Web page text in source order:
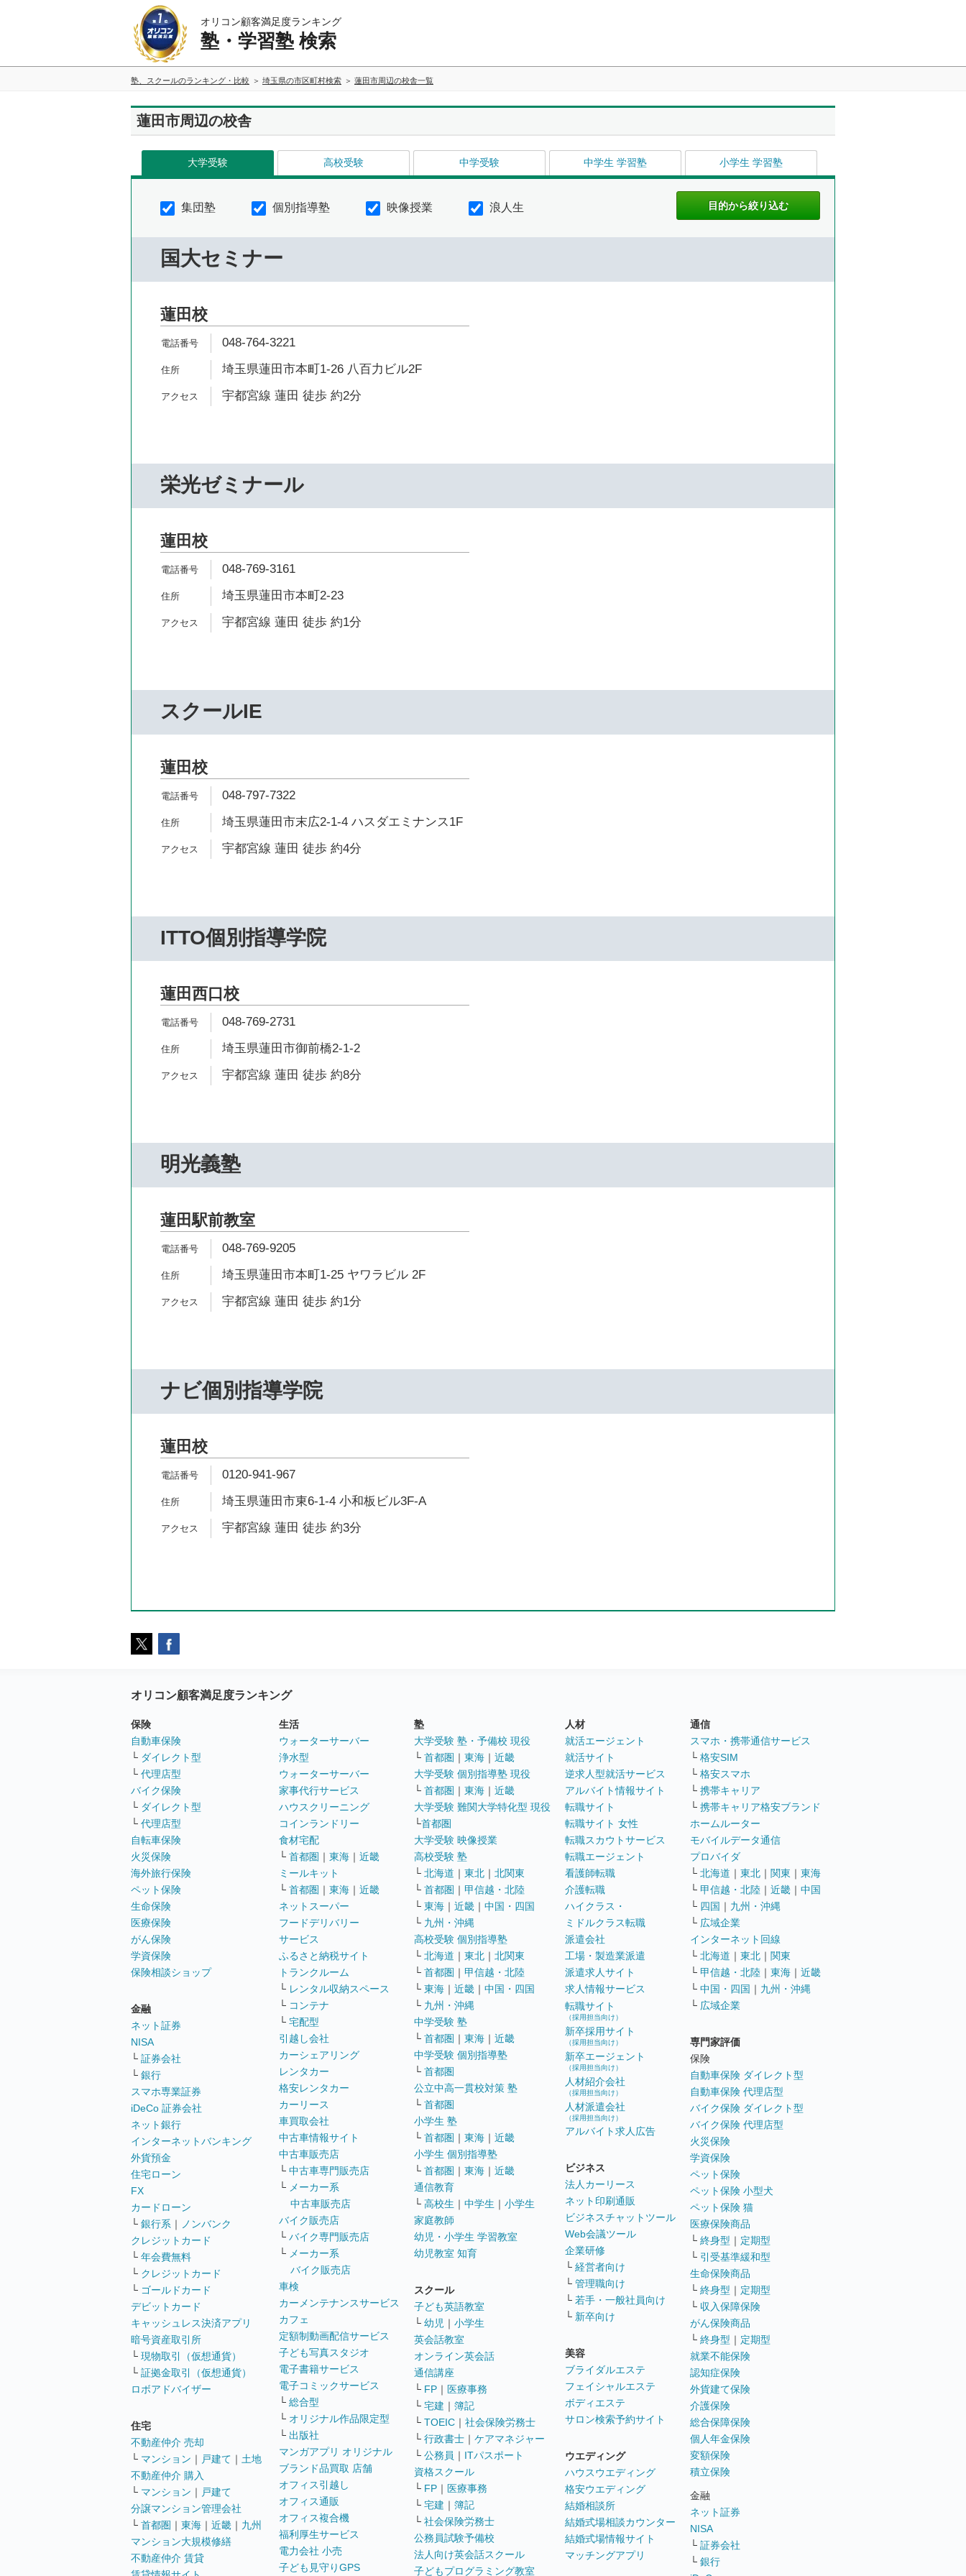
オリコン顧客満足度ランキング
塾・学習塾 検索
塾、スクールのランキング・比較 埼玉県の市区町村検索 蓮田市周辺の校舎一覧
蓮田市周辺の校舎
大学受験 高校受験 中学受験 中学生 学習塾 小学生 学習塾
集団塾 個別指導塾 映像授業 浪人生
国大セミナー
蓮田校
048-764-3221
埼玉県蓮田市本町1-26 八百力ビル2F
宇都宮線 蓮田 徒歩 約2分
栄光ゼミナール
蓮田校
048-769-3161
埼玉県蓮田市本町2-23
宇都宮線 蓮田 徒歩 約1分
スクールIE
蓮田校
048-797-7322
埼玉県蓮田市末広2-1-4 ハスダエミナンス1F
宇都宮線 蓮田 徒歩 約4分
ITTO個別指導学院
蓮田西口校
048-769-2731
埼玉県蓮田市御前橋2-1-2
宇都宮線 蓮田 徒歩 約8分
明光義塾
蓮田駅前教室
048-769-9205
埼玉県蓮田市本町1-25 ヤワラビル 2F
宇都宮線 蓮田 徒歩 約1分
ナビ個別指導学院
蓮田校
0120-941-967
埼玉県蓮田市東6-1-4 小和板ビル3F-A
宇都宮線 蓮田 徒歩 約3分
オリコン顧客満足度ランキング
保険
自動車保険
└ ダイレクト型
└ 代理店型
バイク保険
└ ダイレクト型
└ 代理店型
自転車保険
火災保険
海外旅行保険
ペット保険
生命保険
医療保険
がん保険
学資保険
保険相談ショップ
金融
ネット証券
NISA
└ 証券会社
└ 銀行
スマホ専業証券
iDeCo 証券会社
ネット銀行
インターネットバンキング
外貨預金
住宅ローン
FX
カードローン
└ 銀行系 ｜
ノンバンク
クレジットカード
└ 年会費無料
└ クレジットカード
└ ゴールドカード
デビットカード
キャッシュレス決済アプリ
暗号資産取引所
└ 現物取引（仮想通貨）
└ 証拠金取引（仮想通貨）
ロボアドバイザー
住宅
不動産仲介 売却
└ マンション ｜ 戸建て ｜ 土地
不動産仲介 購入
└ マンション ｜ 戸建て
分譲マンション管理会社
└ 首都圏 ｜ 東海 ｜ 近畿 ｜ 九州
マンション大規模修繕
不動産仲介 賃貸
生活
ウォーターサーバー
浄水型
ウォーターサーバー
家事代行サービス
ハウスクリーニング
コインランドリー
食材宅配
└ 首都圏 ｜ 東海 ｜ 近畿
ミールキット
└ 首都圏 ｜ 東海 ｜ 近畿
ネットスーパー
フードデリバリー
サービス
ふるさと納税サイト
トランクルーム
└ レンタル収納スペース
└ コンテナ
└ 宅配型
引越し会社
カーシェアリング
レンタカー
格安レンタカー
カーリース
車買取会社
中古車情報サイト
中古車販売店
└ 中古車専門販売店
└ メーカー系
中古車販売店
バイク販売店
└ バイク専門販売店
└ メーカー系
バイク販売店
車検
カーメンテナンスサービス
カフェ
定額制動画配信サービス
子ども写真スタジオ
電子書籍サービス
電子コミックサービス
└ 総合型
└ オリジナル作品限定型
└ 出版社
マンガアプリ オリジナル
ブランド品買取 店舗
オフィス引越し
オフィス通販
オフィス複合機
福利厚生サービス
電力会社 小売
子ども見守りGPS
塾
大学受験 塾・予備校 現役
└ 首都圏 ｜ 東海 ｜ 近畿
大学受験 個別指導塾 現役
└ 首都圏 ｜ 東海 ｜ 近畿
大学受験 難関大学特化型 現役
└首都圏
大学受験 映像授業
高校受験 塾
└ 北海道 ｜ 東北 ｜ 北関東
└ 首都圏 ｜ 甲信越・北陸
└ 東海 ｜ 近畿 ｜ 中国・四国
└ 九州・沖縄
高校受験 個別指導塾
└ 北海道 ｜ 東北 ｜ 北関東
└ 首都圏 ｜ 甲信越・北陸
└ 東海 ｜ 近畿 ｜ 中国・四国
└ 九州・沖縄
中学受験 塾
└ 首都圏 ｜ 東海 ｜ 近畿
中学受験 個別指導塾
└ 首都圏
公立中高一貫校対策 塾
└ 首都圏
小学生 塾
└ 首都圏 ｜ 東海 ｜ 近畿
小学生 個別指導塾
└ 首都圏 ｜ 東海 ｜ 近畿
通信教育
└ 高校生 ｜ 中学生 ｜ 小学生
家庭教師
幼児・小学生 学習教室
幼児教室 知育
スクール
子ども英語教室
└ 幼児 ｜ 小学生
英会話教室
オンライン英会話
通信講座
└ FP ｜ 医療事務
└ 宅建 ｜ 簿記
└ TOEIC ｜ 社会保険労務士
└ 行政書士 ｜ ケアマネジャー
└ 公務員 ｜ ITパスポート
資格スクール
└ FP ｜ 医療事務
└ 宅建 ｜ 簿記
└ 社会保険労務士
公務員試験予備校
法人向け英会話スクール
子どもプログラミング教室
人材
就活エージェント
就活サイト
逆求人型就活サービス
アルバイト情報サイト
転職サイト
転職サイト 女性
転職スカウトサービス
転職エージェント
看護師転職
介護転職
ハイクラス・
ミドルクラス転職
派遣会社
工場・製造業派遣
派遣求人サイト
求人情報サービス
転職サイト
（採用担当向け）
新卒採用サイト
（採用担当向け）
新卒エージェント
（採用担当向け）
人材紹介会社
（採用担当向け）
人材派遣会社
（採用担当向け）
アルバイト求人広告
ビジネス
法人カーリース
ネット印刷通販
ビジネスチャットツール
Web会議ツール
企業研修
└ 経営者向け
└ 管理職向け
└ 若手・一般社員向け
└ 新卒向け
美容
ブライダルエステ
フェイシャルエステ
ボディエステ
サロン検索予約サイト
ウエディング
ハウスウエディング
格安ウエディング
結婚相談所
結婚式場相談カウンター
結婚式場情報サイト
マッチングアプリ
通信
スマホ・携帯通信サービス
└ 格安SIM
└ 格安スマホ
└ 携帯キャリア
└ 携帯キャリア格安ブランド
ホームルーター
モバイルデータ通信
プロバイダ
└ 北海道 ｜ 東北 ｜ 関東 ｜ 東海
└ 甲信越・北陸 ｜ 近畿 ｜ 中国
└ 四国 ｜ 九州・沖縄
└ 広域企業
インターネット回線
└ 北海道 ｜ 東北 ｜ 関東
└ 甲信越・北陸 ｜ 東海 ｜ 近畿
└ 中国・四国 ｜ 九州・沖縄
└ 広域企業
専門家評価
保険
自動車保険 ダイレクト型
自動車保険 代理店型
バイク保険 ダイレクト型
バイク保険 代理店型
火災保険
学資保険
ペット保険
ペット保険 小型犬
ペット保険 猫
医療保険商品
└ 終身型 ｜ 定期型
└ 引受基準緩和型
生命保険商品
└ 終身型 ｜ 定期型
└ 収入保障保険
がん保険商品
└ 終身型 ｜ 定期型
就業不能保険
認知症保険
外貨建て保険
介護保険
総合保障保険
個人年金保険
変額保険
積立保険
金融
ネット証券
NISA
└ 証券会社
└ 銀行